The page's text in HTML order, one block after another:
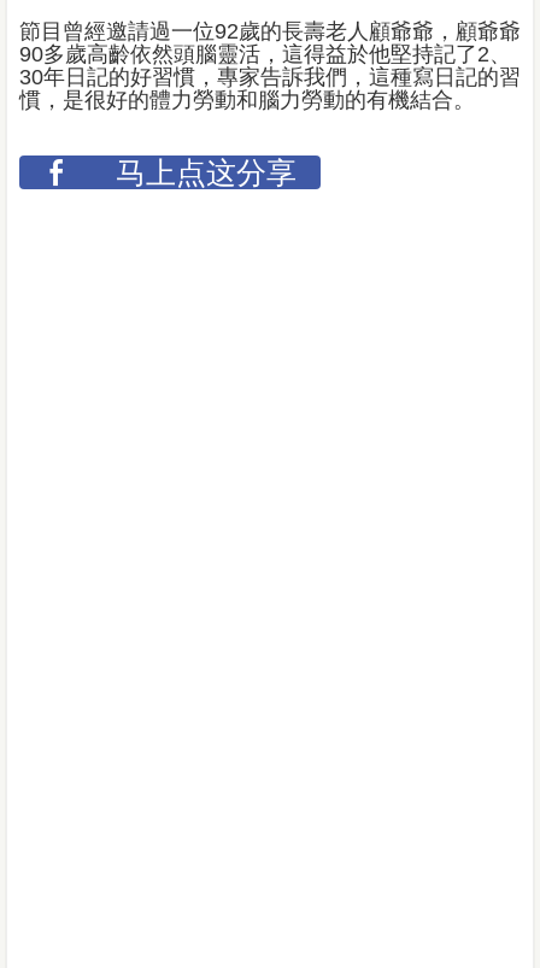
節目曾經邀請過一位92歲的長壽老人顧爺爺，顧爺爺
90多歲高齡依然頭腦靈活，這得益於他堅持記了2、
30年日記的好習慣，專家告訴我們，這種寫日記的習
慣，是很好的體力勞動和腦力勞動的有機結合。
马上点这分享